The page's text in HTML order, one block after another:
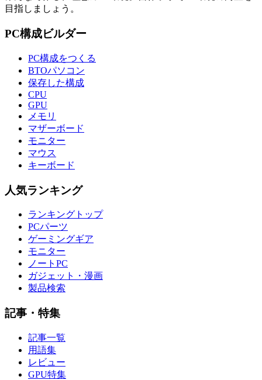
目指しましょう。
PC構成ビルダー
PC構成をつくる
BTOパソコン
保存した構成
CPU
GPU
メモリ
マザーボード
モニター
マウス
キーボード
人気ランキング
ランキングトップ
PCパーツ
ゲーミングギア
モニター
ノートPC
ガジェット・漫画
製品検索
記事・特集
記事一覧
用語集
レビュー
GPU特集